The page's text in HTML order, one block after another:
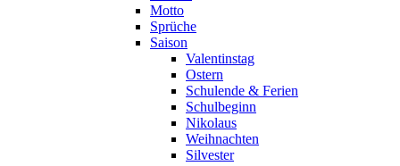
Motto
Sprüche
Saison
Valentinstag
Ostern
Schulende & Ferien
Schulbeginn
Nikolaus
Weihnachten
Silvester